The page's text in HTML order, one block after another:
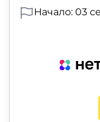
Начало: 03